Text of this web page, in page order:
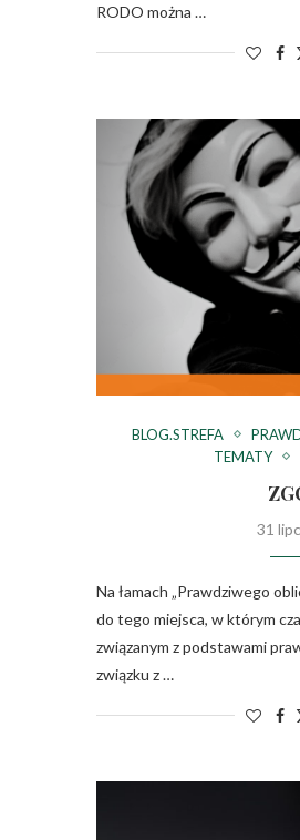
RODO można …
BLOG.STREFA
TEMATY
31
Na łamach „Prawdziwego
do tego miejsca, w którym
związanym z podstawami
związku z …